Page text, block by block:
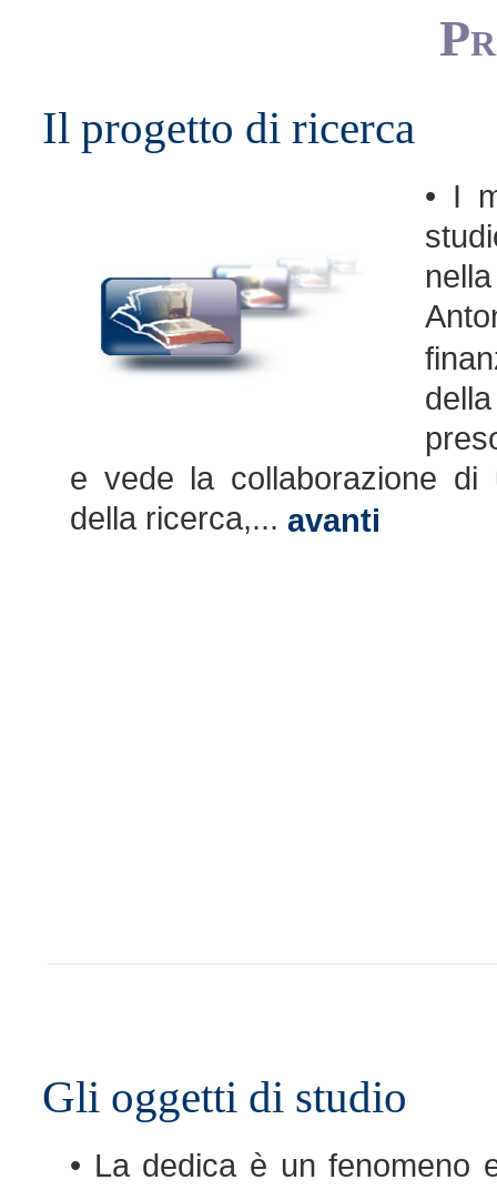
Il progetto di ricerca
• I
e vede la collaborazione di
della ricerca,... avanti
Gli oggetti di studio
• La dedica è un fenomeno